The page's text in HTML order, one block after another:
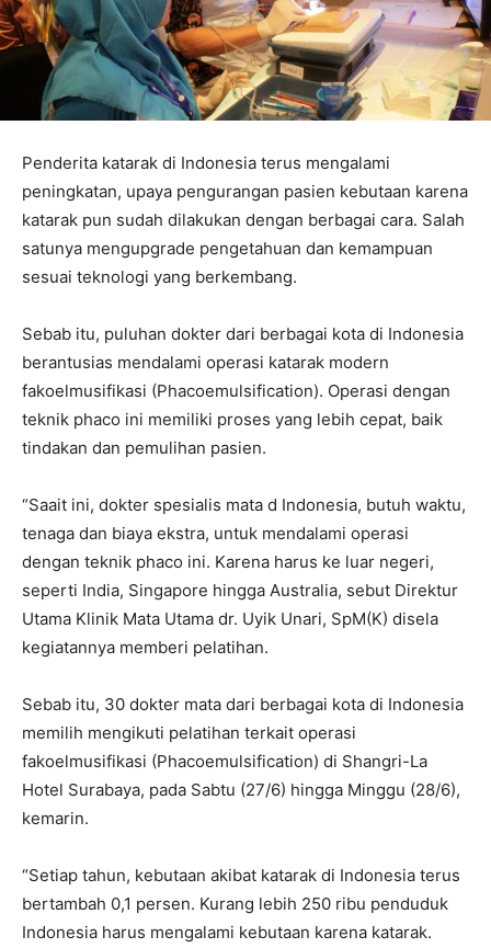
Penderita katarak di Indonesia terus mengalami
peningkatan, upaya pengurangan pasien kebutaan karena
katarak pun sudah dilakukan dengan berbagai cara. Salah
satunya mengupgrade pengetahuan dan kemampuan
sesuai teknologi yang berkembang.
Sebab itu, puluhan dokter dari berbagai kota di Indonesia
berantusias mendalami operasi katarak modern
fakoelmusifikasi (Phacoemulsification). Operasi dengan
teknik phaco ini memiliki proses yang lebih cepat, baik
tindakan dan pemulihan pasien.
“Saait ini, dokter spesialis mata d Indonesia, butuh waktu,
tenaga dan biaya ekstra, untuk mendalami operasi
dengan teknik phaco ini. Karena harus ke luar negeri,
seperti India, Singapore hingga Australia, sebut Direktur
Utama Klinik Mata Utama dr. Uyik Unari, SpM(K) disela
kegiatannya memberi pelatihan.
Sebab itu, 30 dokter mata dari berbagai kota di Indonesia
memilih mengikuti pelatihan terkait operasi
fakoelmusifikasi (Phacoemulsification) di Shangri-La
Hotel Surabaya, pada Sabtu (27/6) hingga Minggu (28/6),
kemarin.
“Setiap tahun, kebutaan akibat katarak di Indonesia terus
bertambah 0,1 persen. Kurang lebih 250 ribu penduduk
Indonesia harus mengalami kebutaan karena katarak.